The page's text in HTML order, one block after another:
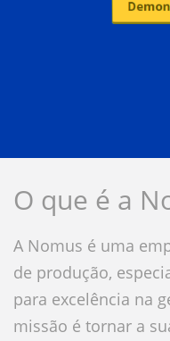
O que é a
A Nomus é uma
de produção,
para excelência na
missão é tornar a